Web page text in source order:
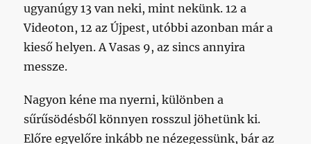
ugyanúgy 13 van neki, mint nekünk. 12 a
Videoton, 12 az Újpest, utóbbi azonban már a
kieső helyen. A Vasas 9, az sincs annyira
messze.
Nagyon kéne ma nyerni, különben a
sűrűsödésből könnyen rosszul jöhetünk ki.
Előre egyelőre inkább ne nézegessünk, bár az